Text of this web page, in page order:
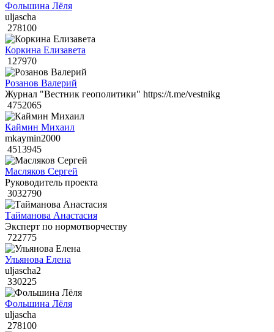
Фольшина Лёля
uljascha
278100
Коркина Елизавета
127970
Розанов Валерий
Журнал "Вестник геополитики" https://t.me/vestnikg
4752065
Каймин Михаил
mkaymin2000
4513945
Масляков Сергей
Руководитель проекта
3032790
Тайманова Анастасия
Эксперт по нормотворчеству
722775
Ульянова Елена
uljascha2
330225
Фольшина Лёля
uljascha
278100